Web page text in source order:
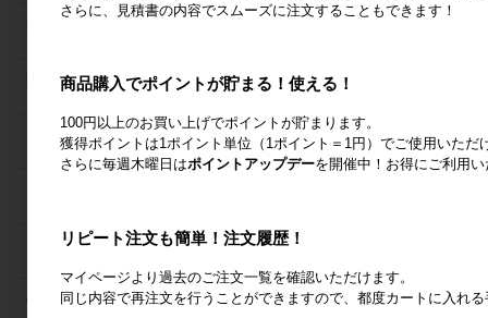
メッシュパレット
６輪台車
Zラック
パレット
さらに、見積書の内容でスムーズに注文することもできます！
商品購入でポイントが貯まる！使える！
100円以上のお買い上げでポイントが貯まります。
獲得ポイントは1ポイント単位（1ポイント＝1円）でご使用いただ
さらに毎週木曜日はポイントアップデーを開催中！お得にご利用
リピート注文も簡単！注文履歴！
マイページより過去のご注文一覧を確認いただけます。
同じ内容で再注文を行うことができますので、都度カートに入れ